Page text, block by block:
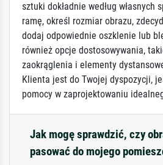
sztuki dokładnie według własnych
ramę, określ rozmiar obrazu,
dodaj odpowiednie oszklenie lub
również opcje dostosowywania,
zaokrąglenia i elementy
Klienta jest do Twojej dyspozycji,
pomocy w zaprojektowaniu
Jak mogę sprawdzić, czy
pasować do mojego